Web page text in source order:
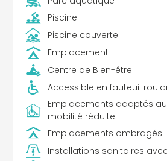
Piscine
Piscine couverte
Emplacement
Centre de Bien-être
Accessible en fauteuil
Emplacements adaptés
mobilité réduite
Emplacements ombragés
Installations sanitaires